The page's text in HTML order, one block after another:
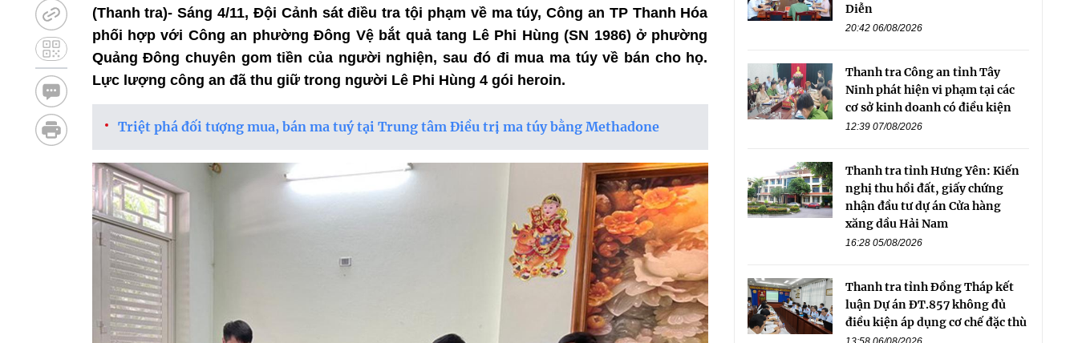
(Thanh tra)- Sáng 4/11, Đội Cảnh sát điều tra tội phạm về ma túy, Công an TP Thanh Hóa
phối hợp với Công an phường Đông Vệ bắt quả tang Lê Phi Hùng (SN 1986) ở phường
Quảng Đông chuyên gom tiền của người nghiện, sau đó đi mua ma túy về bán cho họ.
Lực lượng công an đã thu giữ trong người Lê Phi Hùng 4 gói heroin.
Triệt phá đối tượng mua, bán ma tuý tại Trung tâm Điều trị ma túy bằng Methadone
Diễn
20:42 06/08/2026
Thanh tra Công an tỉnh Tây
Ninh phát hiện vi phạm tại các
cơ sở kinh doanh có điều kiện
12:39 07/08/2026
Thanh tra tỉnh Hưng Yên: Kiến
nghị thu hồi đất, giấy chứng
nhận đầu tư dự án Cửa hàng
xăng dầu Hải Nam
16:28 05/08/2026
Thanh tra tỉnh Đồng Tháp kết
luận Dự án ĐT.857 không đủ
điều kiện áp dụng cơ chế đặc thù